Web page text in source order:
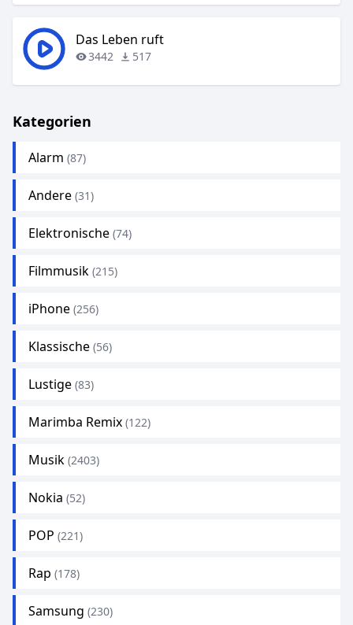
Das Leben ruft
3442 517
Kategorien
Alarm (87)
Andere (31)
Elektronische (74)
Filmmusik (215)
iPhone (256)
Klassische (56)
Lustige (83)
Marimba Remix (122)
Musik (2403)
Nokia (52)
POP (221)
Rap (178)
Samsung (230)